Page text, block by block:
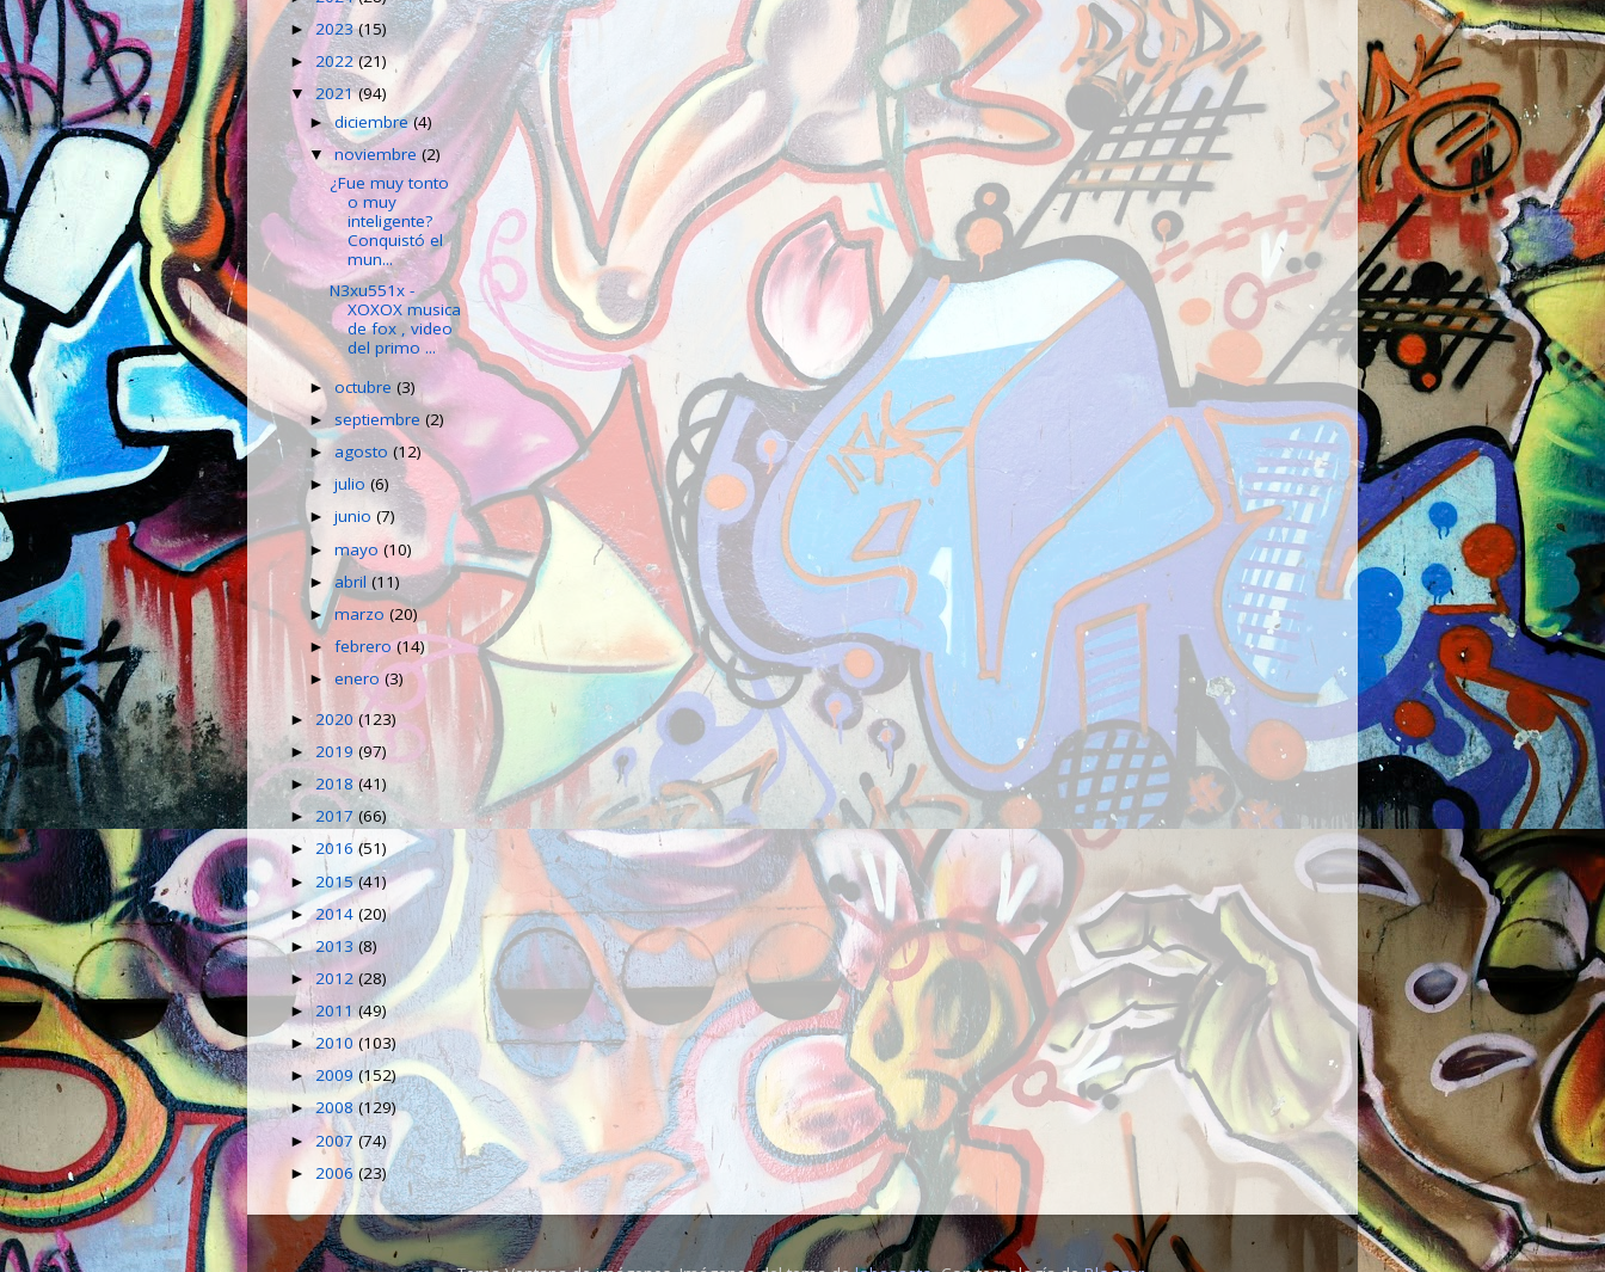
►2023(15)
► 2022(21)
▼ 2021(94)
►diciembre(4)
▼noviembre(2)
¿Fue muy tonto
o muy
inteligente?
Conquistó el
mun...
N3xu551x -
XOXOX musica
de fox , video
del primo ...
►octubre(3)
► septiembre(2)
►agosto(12)
►julio(6)
►junio(7)
►mayo(10)
►abril(11)
►marzo(20)
►febrero(14)
►enero(3)
► 2020 (123)
► 2019 (97)
►2018(41)
►2017(66)
► 2016(51)
► 2015(41)
►2014 (20)
►2013(8)
► 2012(28)
►2011(49)
►2010 (103)
►2009(152)
►2008(129)
►2007 (74)
► 2006 (23)